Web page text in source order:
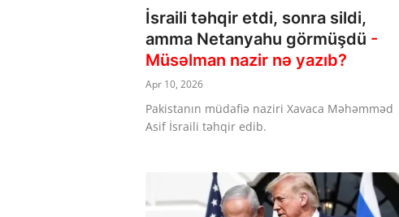
İsraili təhqir etdi, sonra sildi,
amma Netanyahu görmüşdü -
Müsəlman nazir nə yazıb?
Apr 10, 2026
Pakistanın müdafiə naziri Xavaca Məhəmməd
Asif İsraili təhqir edib.